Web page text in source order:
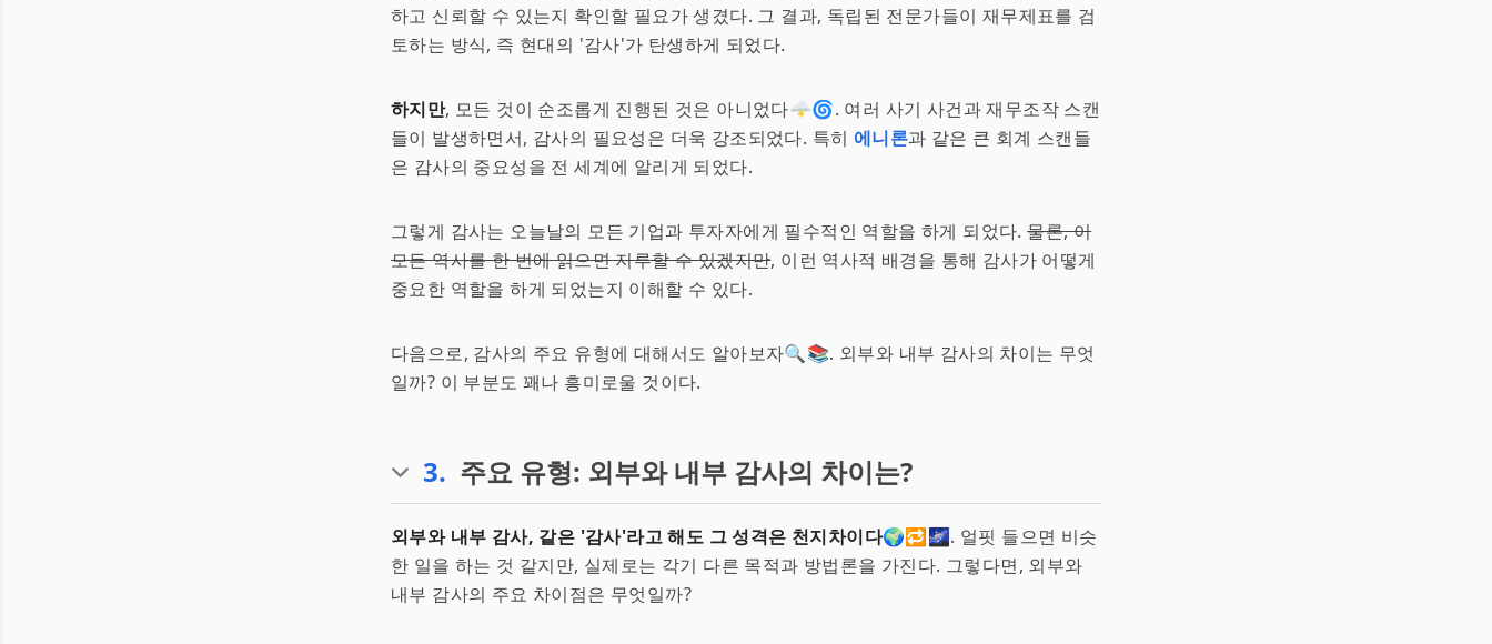
하고 신뢰할 수 있는지 확인할 필요가 생겼다. 그 결과, 독립된 전문가들이 재무제표를 검
토하는 방식, 즉 현대의 '감사'가 탄생하게 되었다.
하지만, 모든 것이 순조롭게 진행된 것은 아니었다🌩️🌀. 여러 사기 사건과 재무조작 스캔
들이 발생하면서, 감사의 필요성은 더욱 강조되었다. 특히 에니론과 같은 큰 회계 스캔들
은 감사의 중요성을 전 세계에 알리게 되었다.
그렇게 감사는 오늘날의 모든 기업과 투자자에게 필수적인 역할을 하게 되었다.물론, 이
모든 역사를 한 번에 읽으면 지루할 수 있겠지만, 이런 역사적 배경을 통해 감사가 어떻게
중요한 역할을 하게 되었는지 이해할 수 있다.
다음으로, 감사의 주요 유형에 대해서도 알아보자🔍📚. 외부와 내부 감사의 차이는 무엇
일까? 이 부분도 꽤나 흥미로울 것이다.
3. 주요 유형: 외부와 내부 감사의 차이는?
외부와 내부 감사, 같은 '감사'라고 해도 그 성격은 천지차이다🌍🔁🌌. 얼핏 들으면 비슷
한 일을 하는 것 같지만, 실제로는 각기 다른 목적과 방법론을 가진다. 그렇다면, 외부와
내부 감사의 주요 차이점은 무엇일까?